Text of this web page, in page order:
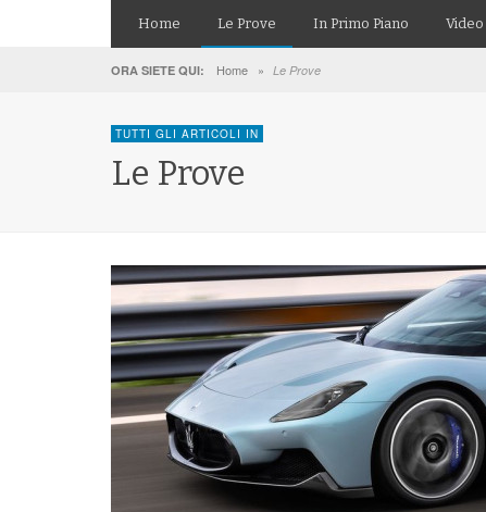
Home Le Prove In Primo Piano Video
ORA SIETE QUI: Home » Le Prove
TUTTI GLI ARTICOLI IN
Le Prove